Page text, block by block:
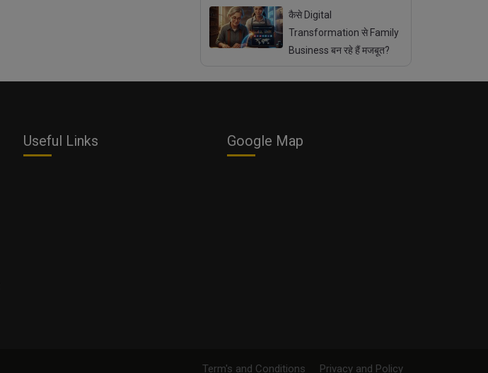
कैसे Digital
Transformation से Family
Business बन रहे हैं मजबूत?
Useful Links Google Map
Term's and Conditions Privacy and Policy